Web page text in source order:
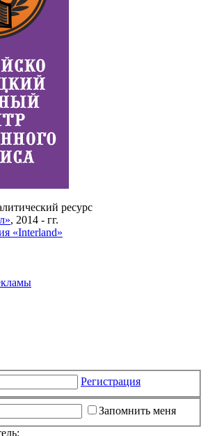
ресурс
, 2014 - гг.
«Interland»
Регистрация
Запомнить меня